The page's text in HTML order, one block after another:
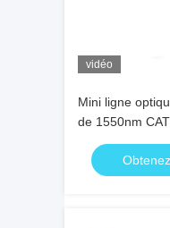
vidéo
Mini ligne
de 1550nm